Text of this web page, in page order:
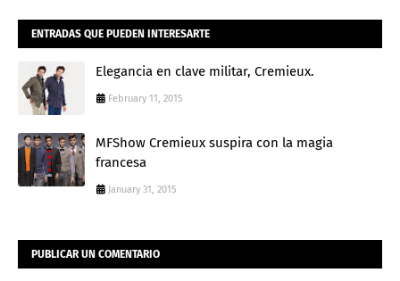
ENTRADAS QUE PUEDEN INTERESARTE
Elegancia en clave militar, Cremieux.
February 11, 2015
MFShow Cremieux suspira con la magia
francesa
January 31, 2015
PUBLICAR UN COMENTARIO